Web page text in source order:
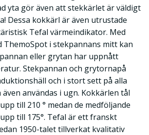
yta gör även att stekkärlet är väldigt
Dessa kokkärl är även utrustade
Tefal värmeindikator. Med
ThemoSpot i stekpannans mitt kan
eller grytan har uppnått
Stekpannan och grytornapå
och i stort sett på alla
användas i ugn. Kokkärlen tål
till 210 ° medan de medföljande
till 175°. Tefal är ett franskt
1950-talet tillverkat kvalitativ